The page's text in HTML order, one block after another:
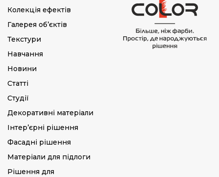
Колекція ефектів
Галерея об’єктів
Текстури
Навчання
Новини
Статті
Студії
Декоративні матеріали
Інтер’єрні рішення
Фасадні рішення
Матеріали для підлоги
Рішення для